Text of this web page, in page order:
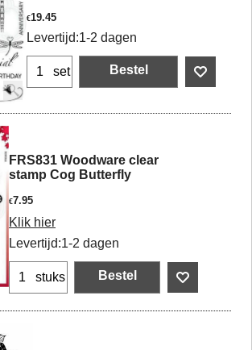
€19.45
Levertijd:1-2 dagen
set Bestel
FRS831 Woodware clear
stamp Cog Butterfly
€7.95
Klik hier
Levertijd:1-2 dagen
stuks Bestel